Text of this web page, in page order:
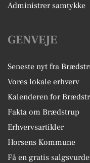
Administrer samtykke
GENVEJE
Seneste nyt fra
Vores lokale erhverv
Kalenderen for
Fakta om Brædstrup
Erhvervsartikler
Horsens Kommune
Få en gratis